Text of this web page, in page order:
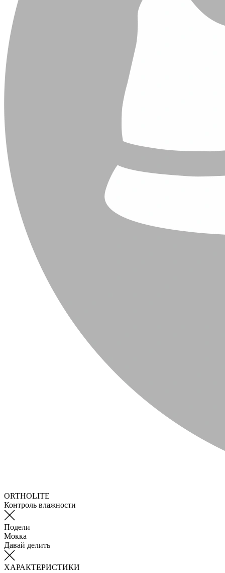
ORTHOLITE
Контроль влажности
Подели
Мокка
Давай делить
ХАРАКТЕРИСТИКИ